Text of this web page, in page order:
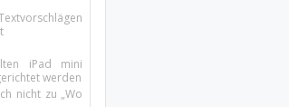
iPad mini
werden
nicht zu „Wo